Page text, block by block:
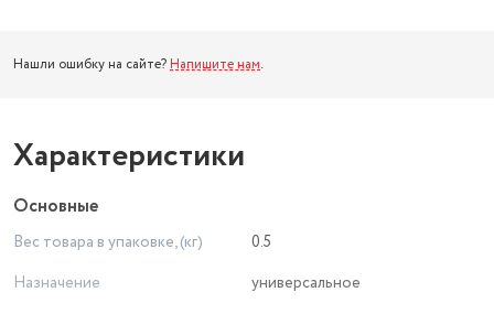
Нашли ошибку на сайте? Напишите нам.
Характеристики
Основные
Вес товара в упаковке, (кг)
0.5
Назначение
универсальное